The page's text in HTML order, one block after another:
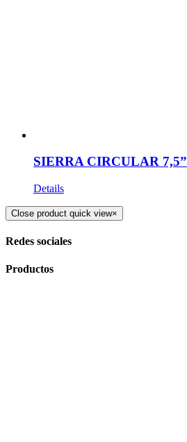
SIERRA CIRCULAR 7,5”
Details
Close product quick view×
Redes sociales
Productos